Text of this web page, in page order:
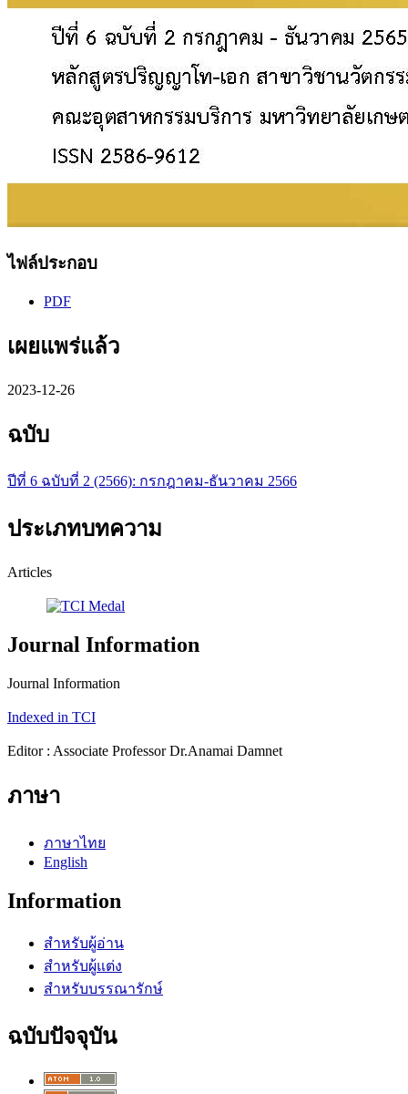
ไฟล์ประกอบ
PDF
เผยแพร่แล้ว
2023-12-26
ฉบับ
ปีที่ 6 ฉบับที่ 2 (2566): กรกฎาคม-ธันวาคม 2566
ประเภทบทความ
Articles
Journal Information
Journal Information
Indexed in TCI
Editor : Associate Professor Dr.Anamai Damnet
ภาษา
ภาษาไทย
English
Information
สำหรับผู้อ่าน
สำหรับผู้แต่ง
สำหรับบรรณารักษ์
ฉบับปัจจุบัน